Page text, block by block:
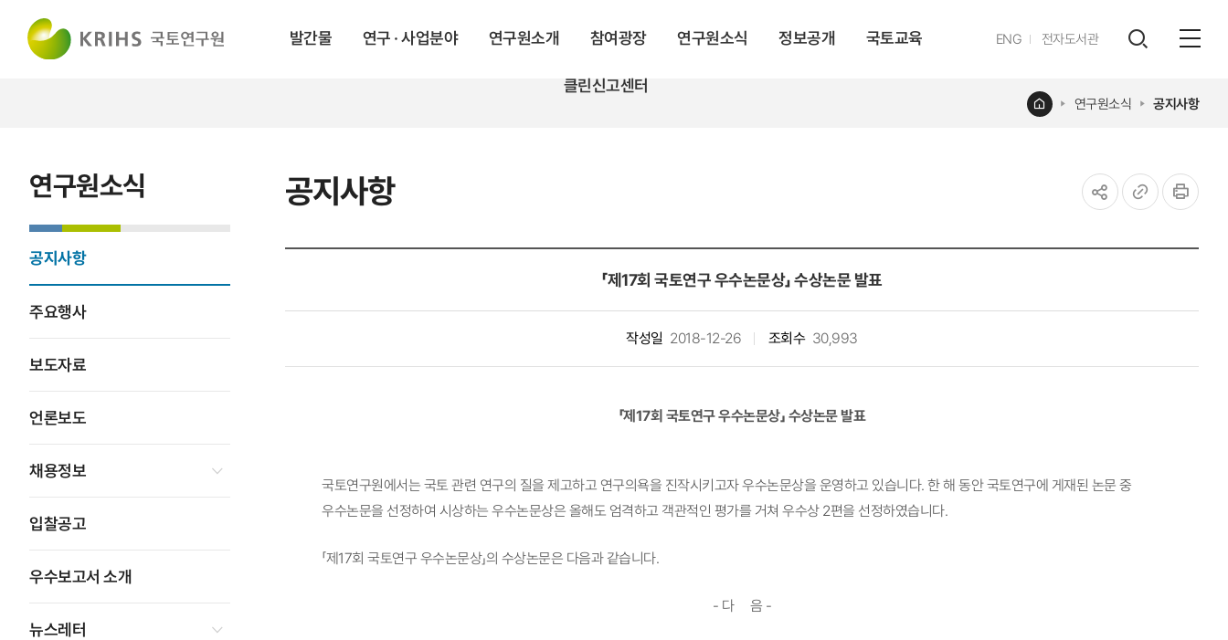
발간물 연구 · 사업분야 연구원소개 참여광장 연구원소식 정보공개 국토교육
클린신고센터
ENG영문전자도서관
레이어
공지사항
홈 연구원소식 공지사항
연구원소식
공지사항
주요행사
보도자료
언론보도
채용정보
입찰공고
우수보고서 소개
뉴스레터
「제17회 국토연구 우수논문상」 수상논문 발표
작성일 2018-12-26 조회수 30,993
「제17회 국토연구 우수논문상」 수상논문 발표
국토연구원에서는 국토 관련 연구의 질을 제고하고 연구의욕을 진작시키고자 우수논문상을 운영하고 있습니다. 한 해 동안 국토연구에 게재된 논문 중
우수논문을 선정하여 시상하는 우수논문상은 올해도 엄격하고 객관적인 평가를 거쳐 우수상 2편을 선정하였습니다.
「제17회 국토연구 우수논문상」의 수상논문은 다음과 같습니다.
- 다 음 -